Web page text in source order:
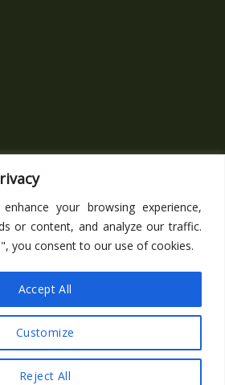
your browsing experience,
or content, and analyze our traffic.
you consent to our use of cookies.
Customize
Reject All
Accept All